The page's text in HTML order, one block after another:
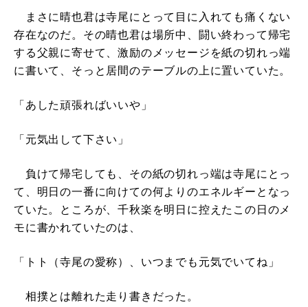
まさに晴也君は寺尾にとって目に入れても痛くない
存在なのだ。その晴也君は場所中、闘い終わって帰宅
する父親に寄せて、激励のメッセージを紙の切れっ端
に書いて、そっと居間のテーブルの上に置いていた。
「あした頑張ればいいや」
「元気出して下さい」
負けて帰宅しても、その紙の切れっ端は寺尾にとっ
て、明日の一番に向けての何よりのエネルギーとなっ
ていた。ところが、千秋楽を明日に控えたこの日のメ
モに書かれていたのは、
「トト（寺尾の愛称）、いつまでも元気でいてね」
相撲とは離れた走り書きだった。